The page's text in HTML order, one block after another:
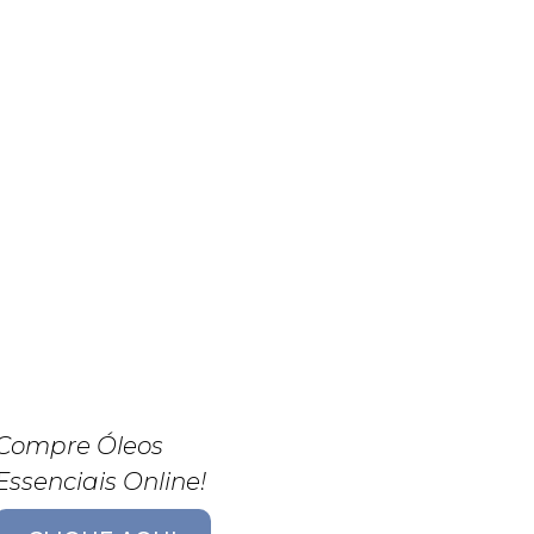
Óleos
Online!